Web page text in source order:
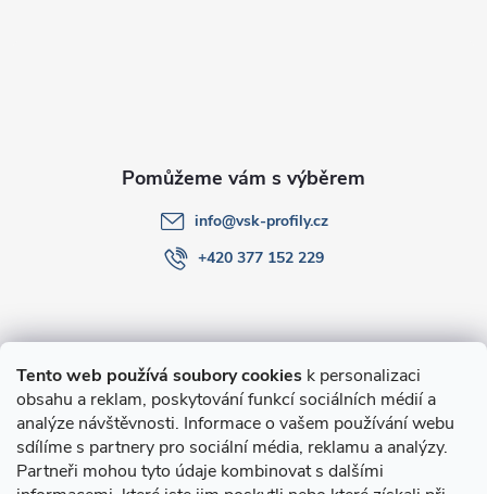
Tento web používá soubory cookies k personalizaci
obsahu a reklam, poskytování funkcí sociálních médií a
analýze návštěvnosti. Informace o vašem používání webu
sdílíme s partnery pro sociální média, reklamu a analýzy.
Partneři mohou tyto údaje kombinovat s dalšími
O nákupu
Novinky v programu Alusic
info@vsk-profily.cz
+420 377 152 229